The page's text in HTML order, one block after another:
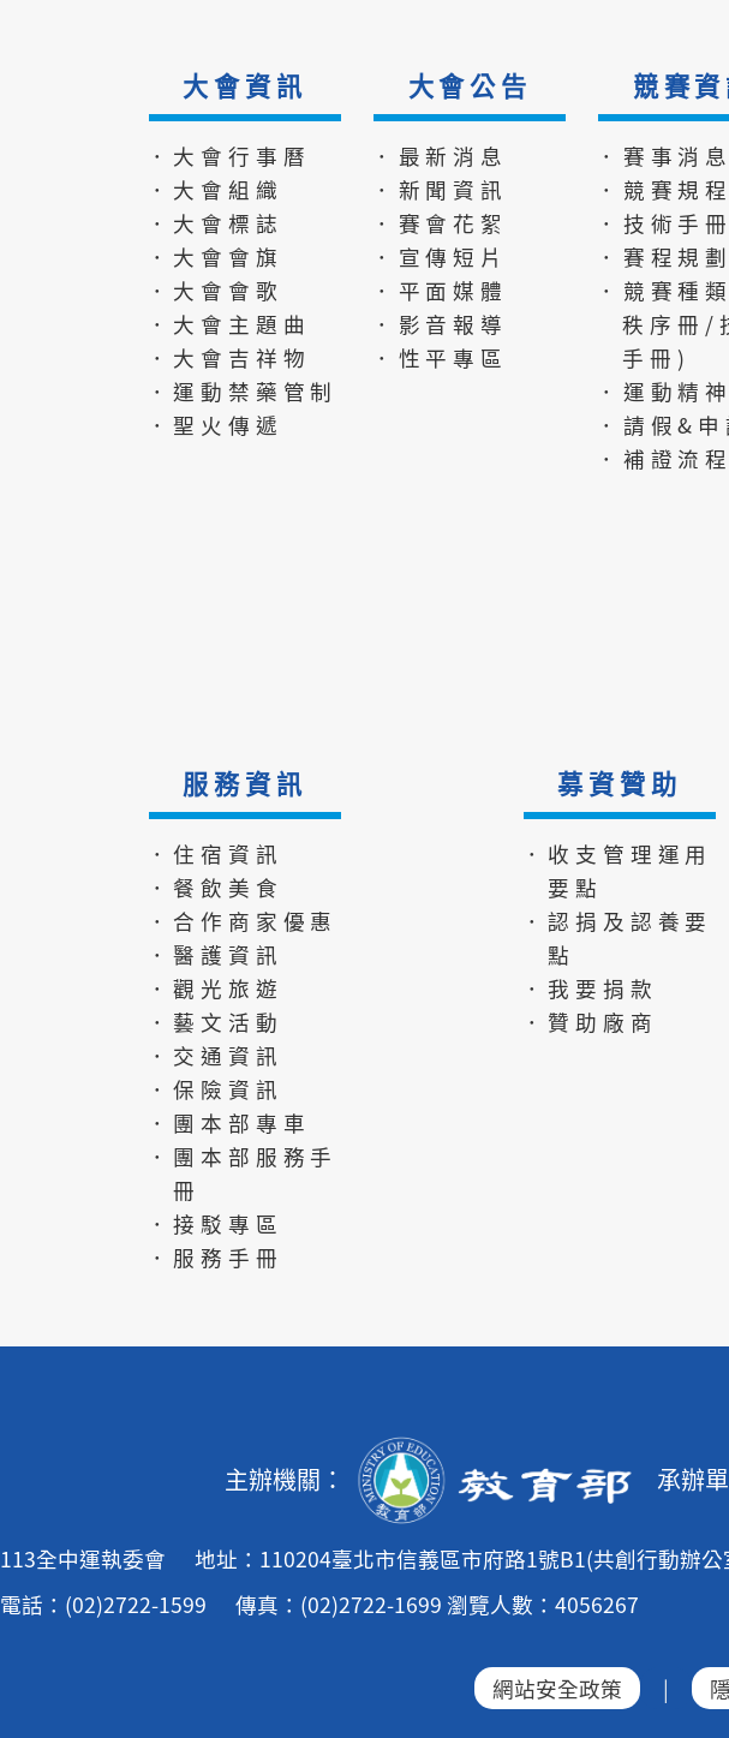
大會資訊
．大會行事曆
．大會組織
．大會標誌
．大會會旗
．大會會歌
．大會主題曲
．大會吉祥物
．運動禁藥管制
．聖火傳遞
大會公告
．最新消息
．新聞資訊
．賽會花絮
．宣傳短片
．平面媒體
．影音報導
．性平專區
競賽
．賽事消息
．競賽規程
．技術手冊
．賽程規
．競賽種
秩序冊/
手冊)
．運動精
．請假&申
．補證流程
服務資訊
．住宿資訊
．餐飲美食
．合作商家優惠
．醫護資訊
．觀光旅遊
．藝文活動
．交通資訊
．保險資訊
．團本部專車
．團本部服務手
冊
．接駁專區
．服務手冊
募資贊助
．收支管理運用
要點
．認捐及認養要
點
．我要捐款
．贊助廠商
主辦機關： 承辦
113全中運執委會 地址：110204臺北市信義區市府路1號B1(共創行動辦公
電話：(02)2722-1599
傳真：(02)2722-1699 瀏覽人數：4056267
網站安全政策 |